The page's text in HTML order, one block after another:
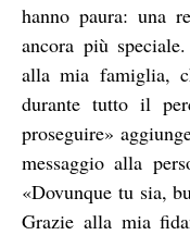
hanno paura: una
ancora più
alla mia famiglia,
durante tutto il
proseguire»
messaggio alla
«Dovunque tu sia,
Grazie alla mia